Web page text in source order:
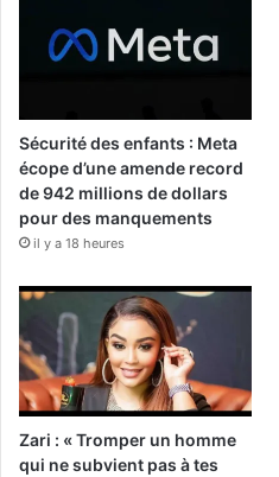
Sécurité des enfants : Meta
écope d’une amende record
de 942 millions de dollars
pour des manquements
il y a 18 heures
Zari : « Tromper un homme
qui ne subvient pas à tes